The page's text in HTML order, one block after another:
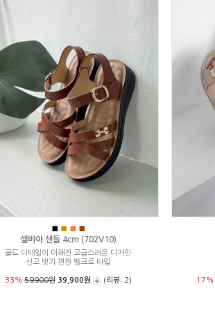
■ ■ ■ ■
셀비아 샌들 4cm (702V10)
골드 디테일이 더해진 고급스러운 디자인
신고 벗기 편한 벨크로 타입
33%59900원 39,900원 (리뷰: 2) 17%